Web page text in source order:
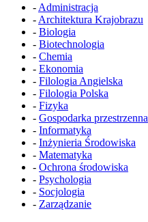
- Administracja
- Architektura Krajobrazu
- Biologia
- Biotechnologia
- Chemia
- Ekonomia
- Filologia Angielska
- Filologia Polska
- Fizyka
- Gospodarka przestrzenna
- Informatyka
- Inżynieria Środowiska
- Matematyka
- Ochrona środowiska
- Psychologia
- Socjologia
- Zarządzanie